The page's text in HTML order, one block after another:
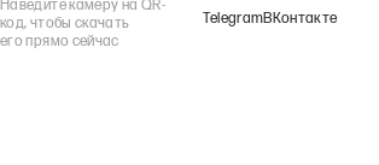
Наведите камеру на QR-
код, чтобы скачать
его прямо сейчас
TelegramВКонтакте